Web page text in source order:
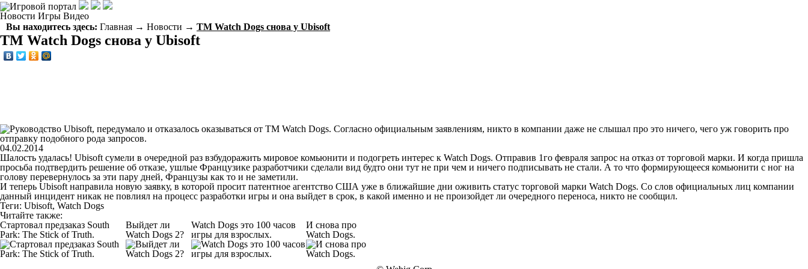
Новости Игры Видео
Вы находитесь здесь: Главная → Новости → ТМ Watch Dogs снова у Ubisoft
ТМ Watch Dogs снова у Ubisoft
04.02.2014
Шалость удалась! Ubisoft сумели в очередной раз взбудоражить мировое комьюнити и подогреть интерес к Watch Dogs. Отправив 1го февраля запрос на отказ от торговой марки. И когда пришла
просьба подтвердить решение об отказе, ушлые Французике разработчики сделали вид будто они тут не при чем и ничего подписывать не стали. А то что формирующееся комьюнити с ног на
голову перевернулось за эти пару дней, Французы как то и не заметили.
И теперь Ubisoft направила новую заявку, в которой просит патентное агентство США уже в ближайшие дни оживить статус торговой марки Watch Dogs. Со слов официальных лиц компании
данный инцидент никак не повлиял на процесс разработки игры и она выйдет в срок, в какой именно и не произойдет ли очередного переноса, никто не сообщил.
Теги: Ubisoft, Watch Dogs
Читайте также:
Стартовал предзаказ South
Park: The Stick of Truth.
Выйдет ли
Watch Dogs 2?
Watch Dogs это 100 часов
игры для взрослых.
И снова про
Watch Dogs.